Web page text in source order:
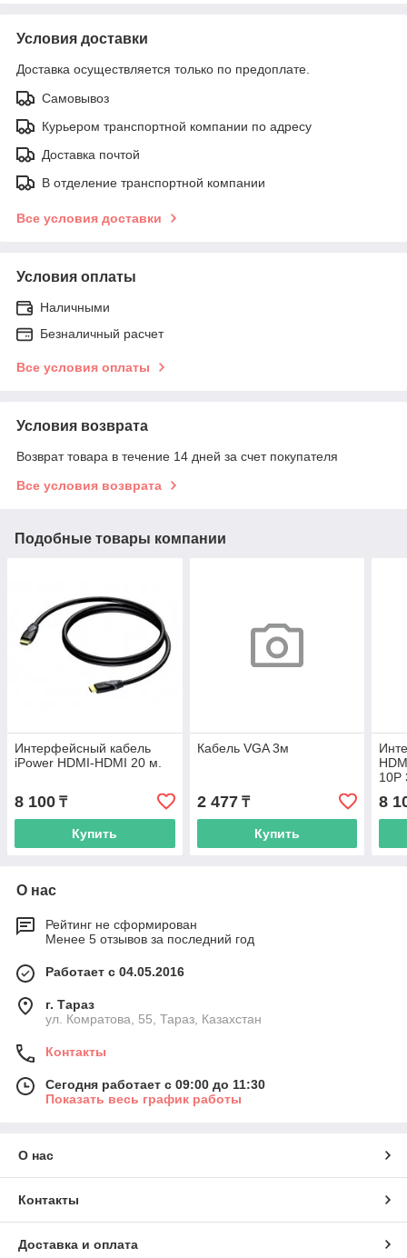
Условия доставки
Доставка осуществляется только по предоплате.
Самовывоз
Курьером транспортной компании по адресу
Доставка почтой
В отделение транспортной компании
Все условия доставки
Условия оплаты
Наличными
Безналичный расчет
Все условия оплаты
Условия возврата
Возврат товара в течение 14 дней за счет покупателя
Все условия возврата
Подобные товары компании
Интерфейсный кабель
iPower HDMI-HDMI 20 м.
8 100 ₸
Купить
Кабель VGA 3м
2 477₸
Купить
10P
8
О нас
Рейтинг не сформирован
Менее 5 отзывов за последний год
Работает с 04.05.2016
г. Тараз
ул. Комратова, 55, Тараз, Казахстан
Контакты
Сегодня работает с 09:00 до 11:30
Показать весь график работы
О нас
Контакты
Доставка и оплата